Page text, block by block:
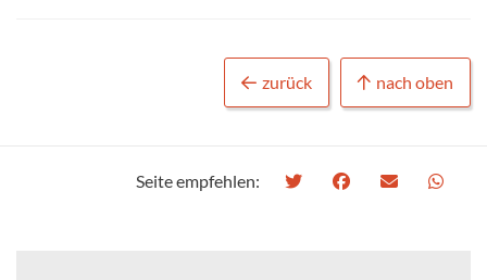
zurück nach oben
Seite empfehlen: